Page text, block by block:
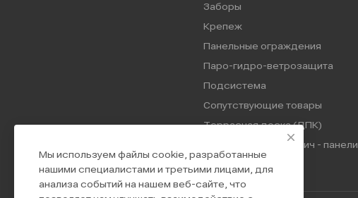
Заборы
Крепеж
Панельные ограждения
Паро-гидро-ветрозащита
Подсистема
Сопутствующие товары
Террасная доска (ДПК)
Трехслойные сэндвич - панели
Мы используем файлы cookie, разработанные
нашими специалистами и третьими лицами, для
анализа событий на нашем веб-сайте, что